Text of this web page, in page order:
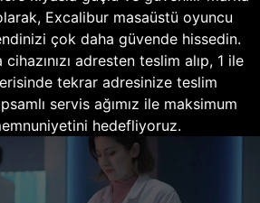
Excalibur masaüstü oyuncu
çok daha güvende hissedin.
adresten teslim alıp, 1 ile
tekrar adresinize teslim
servis ağımız ile maksimum
hedefliyoruz.